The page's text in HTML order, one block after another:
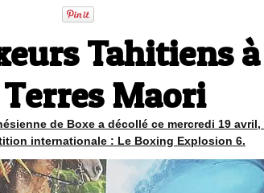
Tahitiens
Maori
de Boxe a décollé ce mercredi 19
internationale : Le Boxing Explosion 6.